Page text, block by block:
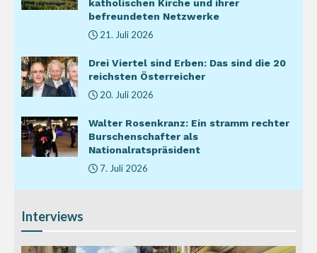
katholischen Kirche und ihrer
befreundeten Netzwerke
21. Juli 2026
Drei Viertel sind Erben: Das sind die 20
reichsten Österreicher
20. Juli 2026
Walter Rosenkranz: Ein stramm rechter
Burschenschafter als
Nationalratspräsident
7. Juli 2026
Interviews